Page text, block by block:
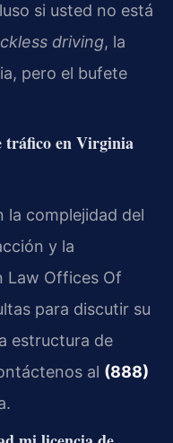
si usted no está
driving, la
pero el bufete
tráfico en Virginia
la complejidad del
y la
Law Offices Of
para discutir su
estructura de
al (888)